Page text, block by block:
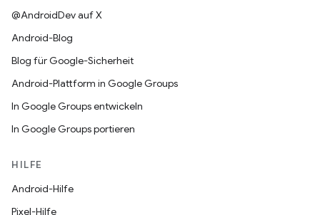
@AndroidDev auf X
Android-Blog
Blog für Google-Sicherheit
Android-Plattform in Google Groups
In Google Groups entwickeln
In Google Groups portieren
HILFE
Android-Hilfe
Pixel-Hilfe